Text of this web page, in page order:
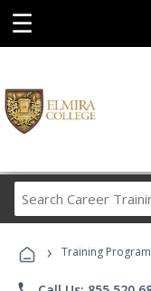
☰
› Training